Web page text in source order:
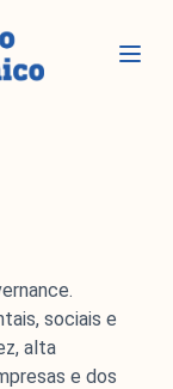
sociais e
alta
e dos